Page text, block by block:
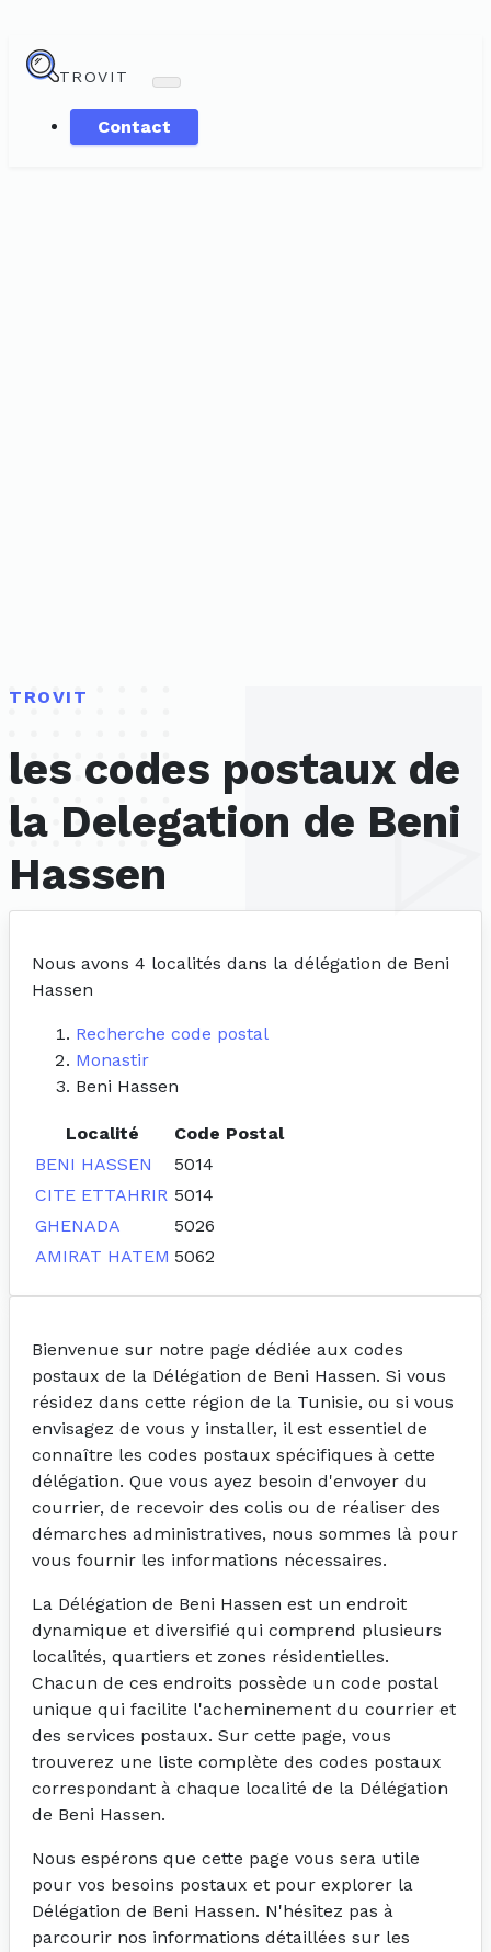
TROVIT
Contact
TROVIT
les codes postaux de
la Delegation de Beni
Hassen
Nous avons 4 localités dans la délégation de Beni
Hassen
Recherche code postal
Monastir
Beni Hassen
Localité
Code Postal
BENI HASSEN
5014
CITE ETTAHRIR 5014
GHENADA
5026
AMIRAT HATEM 5062
Bienvenue sur notre page dédiée aux codes
postaux de la Délégation de Beni Hassen. Si vous
résidez dans cette région de la Tunisie, ou si vous
envisagez de vous y installer, il est essentiel de
connaître les codes postaux spécifiques à cette
délégation. Que vous ayez besoin d'envoyer du
courrier, de recevoir des colis ou de réaliser des
démarches administratives, nous sommes là pour
vous fournir les informations nécessaires.
La Délégation de Beni Hassen est un endroit
dynamique et diversifié qui comprend plusieurs
localités, quartiers et zones résidentielles.
Chacun de ces endroits possède un code postal
unique qui facilite l'acheminement du courrier et
des services postaux. Sur cette page, vous
trouverez une liste complète des codes postaux
correspondant à chaque localité de la Délégation
de Beni Hassen.
Nous espérons que cette page vous sera utile
pour vos besoins postaux et pour explorer la
Délégation de Beni Hassen. N'hésitez pas à
parcourir nos informations détaillées sur les